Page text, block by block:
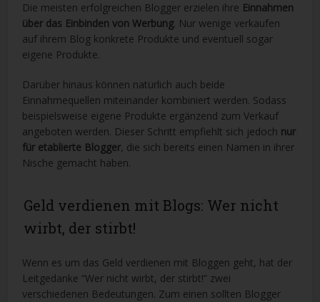
Die meisten erfolgreichen Blogger erzielen ihre Einnahmen
über das Einbinden von Werbung. Nur wenige verkaufen
auf ihrem Blog konkrete Produkte und eventuell sogar
eigene Produkte.
Darüber hinaus können natürlich auch beide
Einnahmequellen miteinander kombiniert werden. Sodass
beispielsweise eigene Produkte ergänzend zum Verkauf
angeboten werden. Dieser Schritt empfiehlt sich jedoch nur
für etablierte Blogger, die sich bereits einen Namen in ihrer
Nische gemacht haben.
Geld verdienen mit Blogs: Wer nicht
wirbt, der stirbt!
Wenn es um das Geld verdienen mit Bloggen geht, hat der
Leitgedanke “Wer nicht wirbt, der stirbt!” zwei
verschiedenen Bedeutungen. Zum einen sollten Blogger